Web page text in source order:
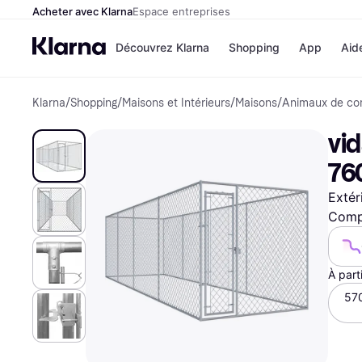
Acheter avec KlarnaEspace entreprises
Découvrez Klarna
Options de
Payer maintenant
Paiement en 3 fois
Paiement à 30 jours
Klarna sur Apple Pay
Shopping
Magasins
Airbnb
Temu
JD
Voir tous les
App
Klarna/Shopping/Maisons et Intérieurs/Maisons/Animaux de
À